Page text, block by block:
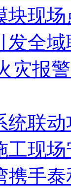
块现
发全
灾报
统联
工现
携手